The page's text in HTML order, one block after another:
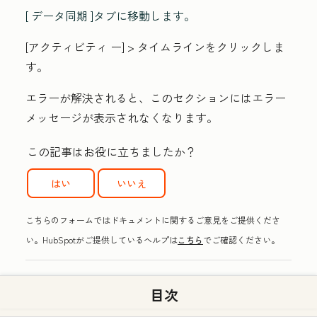
[ データ同期 ]タブに移動します。
[アクティビティ ー] > タイムラインをクリックしま
す。
エラーが解決されると、このセクションにはエラー
メッセージが表示されなくなります。
この記事はお役に立ちましたか？
はい いいえ
こちらのフォームではドキュメントに関するご意見をご提供くださ
い。HubSpotがご提供しているヘルプはこちらでご確認ください。
関連記事
目次